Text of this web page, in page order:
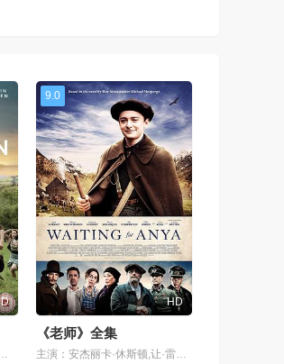
雷,蒂姆·麦克纳尼,马塞尔·萨巴特,菲利普·克里斯托弗,安娜·舒马赫
9.0
HD
《老师》全集
主演：安杰丽卡·休斯顿,让·雷诺,尼古拉斯·罗尔,托马斯·克莱舒曼,诺亚·施纳普,珊迪·弗罗斯特,吉勒·马里尼,约瑟芬·德·拉·波美,托马斯·勒马尔奎斯,费雷德